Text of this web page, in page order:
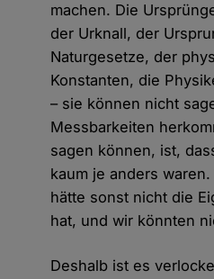
machen. Die
der Urknall, der
Naturgesetze, der
Konstanten, die
– sie können nicht
Messbarkeiten
sagen können, ist,
kaum je anders
hätte sonst nicht die
hat, und wir könnten
Deshalb ist es